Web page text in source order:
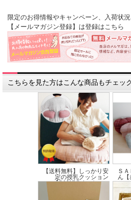
【サイズ】長さ 約12cm
【材質】綿糸・・・オーガニックコットン100%
わた・・・ポリエステル100％
鈴・・・プラスチック
【お手入れ方法】
汚れた場合は、蛍光漂白剤の入っていない洗剤
※ひとつひとつ手作りのため、使用する糸の色
限定のお得情報やキャンペーン、入荷状
【メールマガジン登録】は登録はこちら
こちらを見た方はこんな商品もチェッ
【送料無料】しっかり安
定の授乳クッション
【SANGOくっしょ...
価格:15,070円(税込)
Ｓ
ん